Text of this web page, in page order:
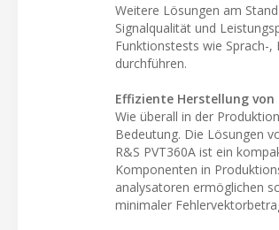
Weitere Lösungen am
Signalqualität und
Funktionstests wie Sprach-
durchführen.
Effiziente Herstellung von
Wie überall in der
Bedeutung. Die Lösungen
R&S PVT360A ist ein
Komponenten in
analysatoren ermöglichen
minimaler